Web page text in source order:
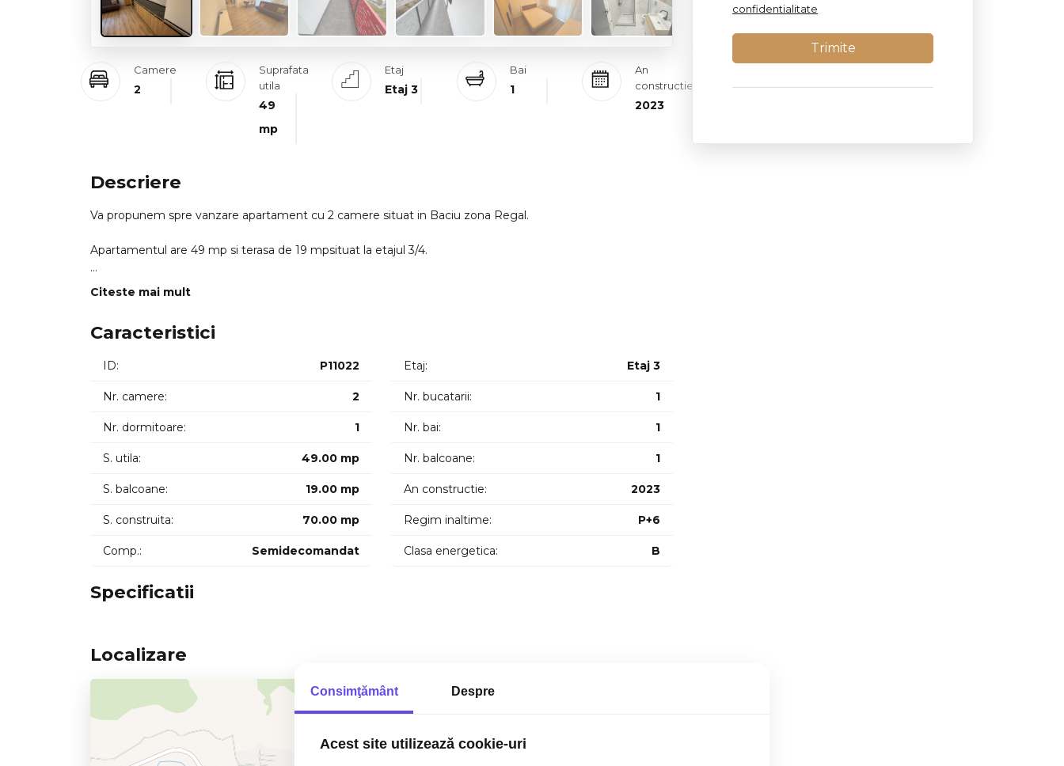
Camere
2
Suprafata
utila
49
mp
Etaj
Etaj 3
Bai
1
An
constructie
2023
Descriere
Va propunem spre vanzare apartament cu 2 camere situat in Baciu zona Regal.
Apartamentul are 49 mp si terasa de 19 mpsituat la etajul 3/4.
Locuinta se vinde mobilata cu mobilier si electrocasnice de calitate.
Citeste mai mult
Caracteristici
ID: P11022
Nr. camere: 2
Nr. dormitoare: 1
S. utila: 49.00 mp
S. balcoane: 19.00 mp
S. construita: 70.00 mp
Comp.: Semidecomandat
Etaj: Etaj 3
Nr. bucatarii: 1
Nr. bai: 1
Nr. balcoane: 1
An constructie: 2023
Regim inaltime: P+6
Clasa energetica: B
Specificatii
Localizare
confidentialitate
Consimţământ Despre
Acest site utilizează cookie-uri